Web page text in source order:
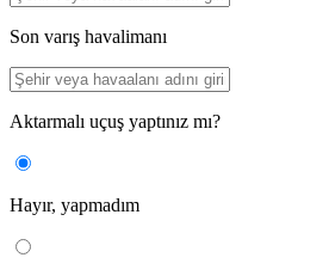
Son varış havalimanı
Aktarmalı uçuş yaptınız mı?
Hayır, yapmadım